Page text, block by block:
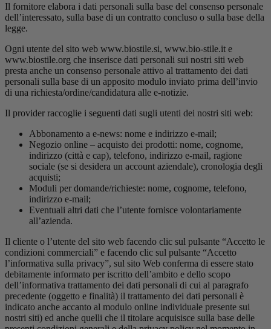
Il fornitore elabora i dati personali sulla base del consenso personale
dell’interessato, sulla base di un contratto concluso o sulla base della
legge.
Ogni utente del sito web www.biostile.si, www.bio-stile.it e
www.biostile.org che inserisce dati personali sui nostri siti web
presta anche un consenso personale attivo al trattamento dei dati
personali sulla base di un apposito modulo inviato prima dell’invio
di una richiesta/ordine/candidatura alle e-notizie.
Il provider raccoglie i seguenti dati sugli utenti dei nostri siti web:
Abbonamento a e-news: nome e indirizzo e-mail;
Negozio online – acquisto dei prodotti: nome, cognome,
indirizzo (città e cap), telefono, indirizzo e-mail, ragione
sociale (se si desidera un account aziendale), cronologia degli
acquisti;
Moduli per domande/richieste: nome, cognome, telefono,
indirizzo e-mail;
Eventuali altri dati che l’utente fornisce volontariamente
all’azienda.
Il cliente o l’utente del sito web facendo clic sul pulsante “Accetto le
condizioni commerciali” e facendo clic sul pulsante “Accetto
l’informativa sulla privacy”, sul sito Web conferma di essere stato
debitamente informato per iscritto dell’ambito e dello scopo
dell’informativa trattamento dei dati personali di cui al paragrafo
precedente (oggetto e finalità) il trattamento dei dati personali è
indicato anche accanto al modulo online individuale presente sui
nostri siti) ed anche quelli che il titolare acquisisce sulla base delle